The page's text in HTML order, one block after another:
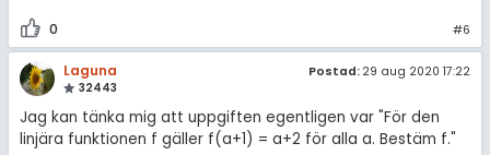
0 #6
Laguna
32443
Postad: 29 aug 2020 17:22
Jag kan tänka mig att uppgiften egentligen var "För den
linjära funktionen f gäller f(a+1) = a+2 för alla a. Bestäm f."